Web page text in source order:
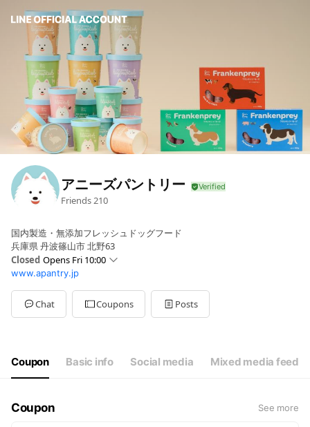
アニーズパントリー
Friends210
国内製造・無添加フレッシュドッグフード
兵庫県 丹波篠山市 北野63
Closed Opens Fri 10:00
SunClosed
Mon10:00 - 16:00
Tue10:00 - 16:00
Wed10:00 - 16:00
土日祝日はお休み（他休業日は都度お知らせします）
www.apantry.jp
Chat Coupons Posts
Coupon Basic info Social media Mixed media feed
Coupon See more